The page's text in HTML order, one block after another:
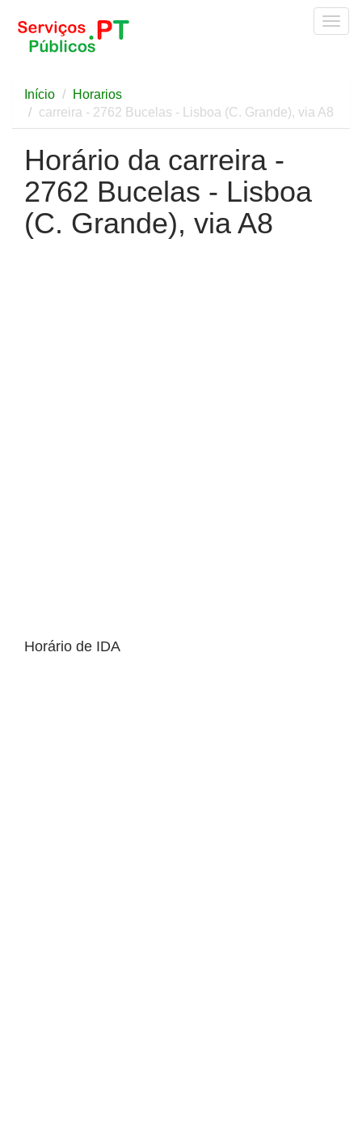
Início
Horarios
carreira - 2762 Bucelas - Lisboa (C. Grande), via A8
Horário da carreira -
2762 Bucelas - Lisboa
(C. Grande), via A8
Horário de IDA